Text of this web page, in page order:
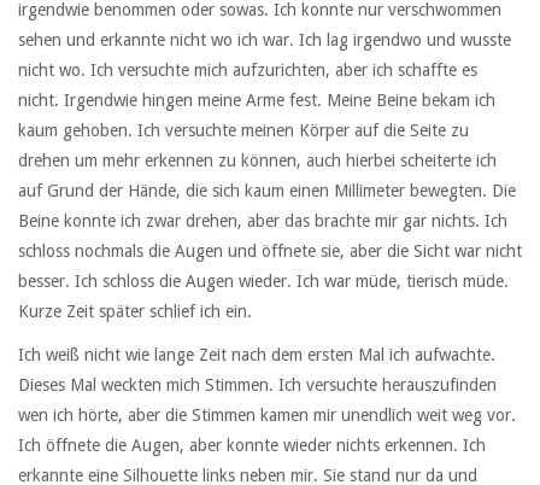
irgendwie benommen oder sowas. Ich konnte nur verschwommen
sehen und erkannte nicht wo ich war. Ich lag irgendwo und wusste
nicht wo. Ich versuchte mich aufzurichten, aber ich schaffte es
nicht. Irgendwie hingen meine Arme fest. Meine Beine bekam ich
kaum gehoben. Ich versuchte meinen Körper auf die Seite zu
drehen um mehr erkennen zu können, auch hierbei scheiterte ich
auf Grund der Hände, die sich kaum einen Millimeter bewegten. Die
Beine konnte ich zwar drehen, aber das brachte mir gar nichts. Ich
schloss nochmals die Augen und öffnete sie, aber die Sicht war nicht
besser. Ich schloss die Augen wieder. Ich war müde, tierisch müde.
Kurze Zeit später schlief ich ein.
Ich weiß nicht wie lange Zeit nach dem ersten Mal ich aufwachte.
Dieses Mal weckten mich Stimmen. Ich versuchte herauszufinden
wen ich hörte, aber die Stimmen kamen mir unendlich weit weg vor.
Ich öffnete die Augen, aber konnte wieder nichts erkennen. Ich
erkannte eine Silhouette links neben mir. Sie stand nur da und